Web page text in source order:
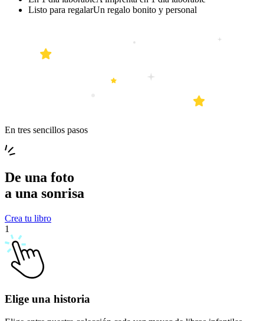
Listo para regalarUn regalo bonito y personal
En tres sencillos pasos
De una foto
a una sonrisa
Crea tu libro
1
Elige una historia